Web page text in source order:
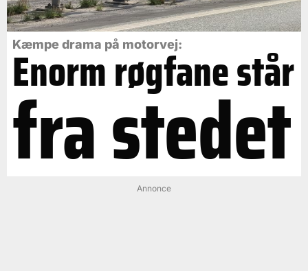
Kæmpe drama på motorvej:
Enorm røgfane står
fra stedet
Annonce